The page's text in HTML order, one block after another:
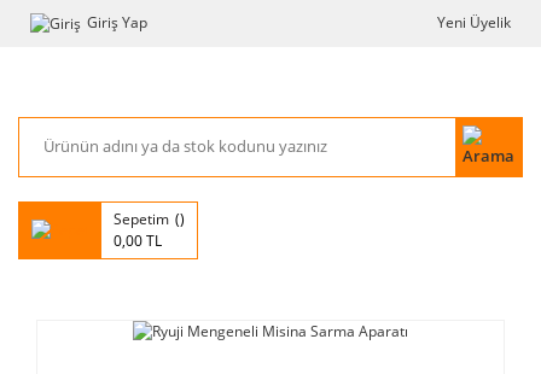
Giriş Yap Yeni Üyelik
Sepetim
0,00 TL